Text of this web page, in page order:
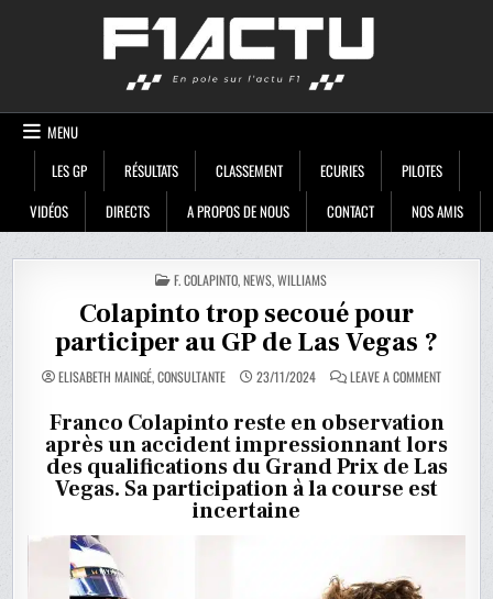
MENU
LES GP
RÉSULTATS CLASSEMENT ECURIES
PILOTES
VIDÉOS
DIRECTS A PROPOS DE NOUS CONTACT NOS AMIS
POSTED
IN
F. COLAPINTO,NEWS,WILLIAMS
Colapinto trop secoué pour
participer au GP de Las Vegas ?
ELISABETH MAINGÉ, CONSULTANTE 23/11/2024 LEAVE A COMMENTON
COLAPINTO
SECOUÉ
POUR
AU
GP
Franco Colapinto reste en observation
après un accident impressionnant lors
des qualifications du Grand Prix de Las
Vegas. Sa participation à la course est
incertaine